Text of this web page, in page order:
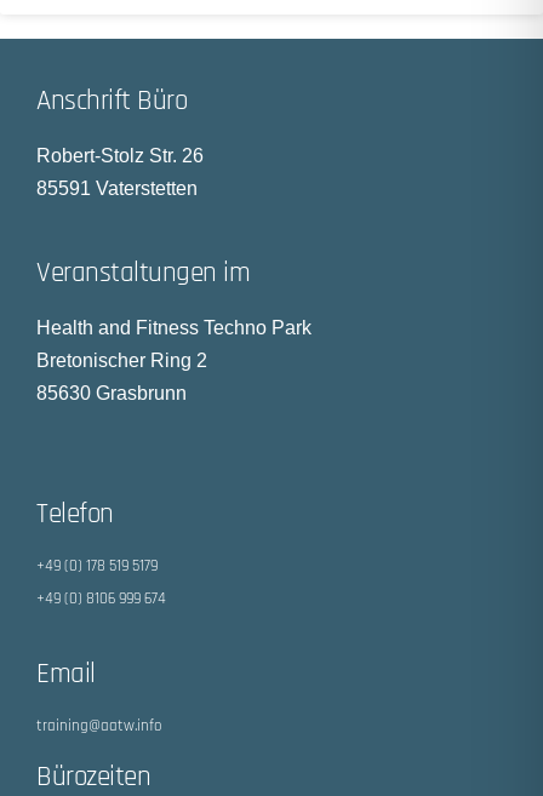
Anschrift Büro
Robert-Stolz Str. 26
85591 Vaterstetten
Veranstaltungen im
Health and Fitness Techno Park
Bretonischer Ring 2
85630 Grasbrunn
Telefon
+49 (0) 178 519 5179
+49 (0) 8106 999 674
Email
training@aatw.info
Bürozeiten